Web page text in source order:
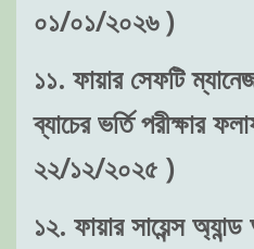
০১/০১/২০২৬ )
১১. ফায়ার সেফটি
ব্যাচের ভর্তি পরীক্ষার
২২/১২/২০২৫ )
১২. ফায়ার সায়েন্স